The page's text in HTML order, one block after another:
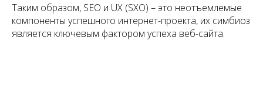
Таким образом, SEO и UX (SXO) – это неотъемлемые
компоненты успешного интернет-проекта, их симбиоз
является ключевым фактором успеха веб-сайта.